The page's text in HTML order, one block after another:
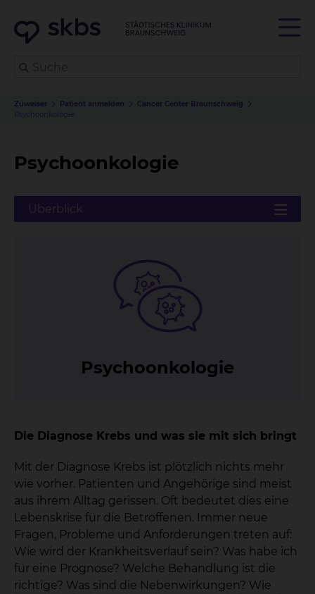
Zuweiser Patient anmelden
Cancer Center Braunschweig
Psychoonkologie
Psychoonkologie
Psy­choon­ko­lo­gie
Die Diagnose Krebs und was sie mit sich bringt
Mit der Diagnose Krebs ist plötzlich nichts mehr
wie vorher. Patienten und Angehörige sind meist
aus ihrem Alltag gerissen. Oft bedeutet dies eine
Lebenskrise für die Betroffenen. Immer neue
Fragen, Probleme und Anforderungen treten auf:
Wie wird der Krankheitsverlauf sein? Was habe ich
für eine Prognose? Welche Behandlung ist die
richtige? Was sind die Nebenwirkungen? Wie